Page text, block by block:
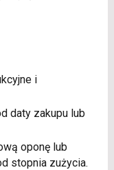
i
daty zakupu lub
oponę lub
stopnia zużycia.